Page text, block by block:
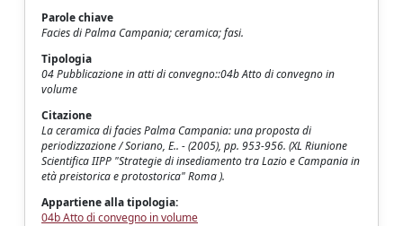
Parole chiave
Facies di Palma Campania; ceramica; fasi.
Tipologia
04 Pubblicazione in atti di convegno::04b Atto di convegno in
volume
Citazione
La ceramica di facies Palma Campania: una proposta di
periodizzazione / Soriano, E.. - (2005), pp. 953-956. (XL Riunione
Scientifica IIPP "Strategie di insediamento tra Lazio e Campania in
età preistorica e protostorica" Roma ).
Appartiene alla tipologia:
04b Atto di convegno in volume